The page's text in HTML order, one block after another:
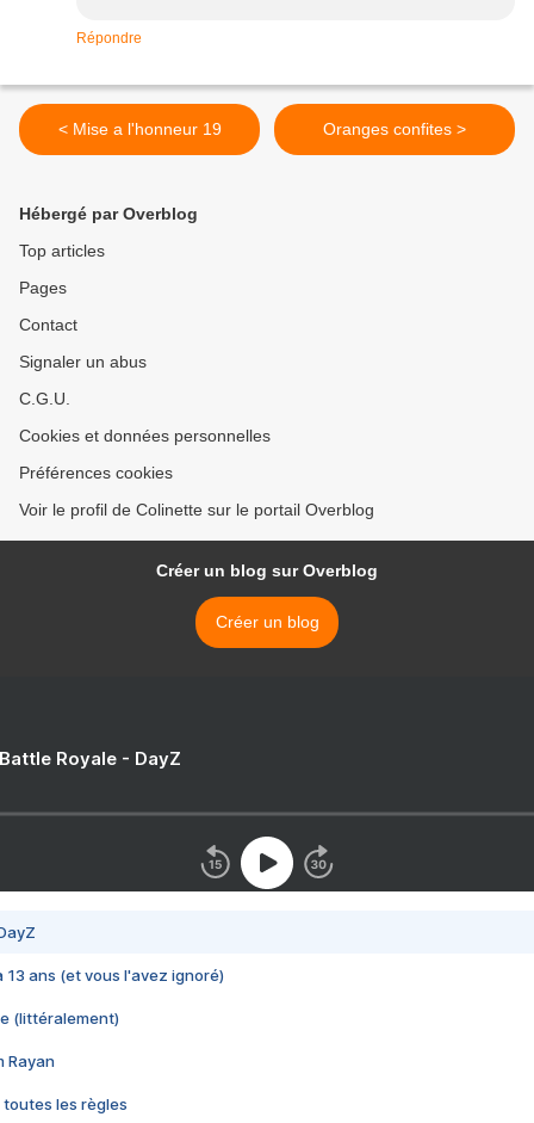
Répondre
< Mise a l'honneur 19 Oranges confites >
Hébergé par Overblog
Top articles
Pages
Contact
Signaler un abus
C.G.U.
Cookies et données personnelles
Préférences cookies
Voir le profil de Colinette sur le portail Overblog
Créer un blog sur Overblog
Créer un blog
Royale - DayZ
13 ans (et vous l'avez ignoré)
(littéralement)
Rayan
toutes les règles